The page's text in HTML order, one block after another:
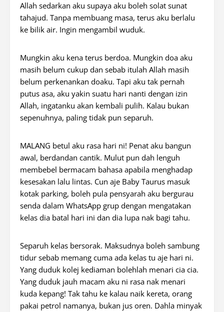
Allah sedarkan aku supaya aku boleh solat sunat
tahajud. Tanpa membuang masa, terus aku berlalu
ke bilik air. Ingin mengambil wuduk.
Mungkin aku kena terus berdoa. Mungkin doa aku
masih belum cukup dan sebab itulah Allah masih
belum perkenankan doaku. Tapi aku tak pernah
putus asa, aku yakin suatu hari nanti dengan izin
Allah, ingatanku akan kembali pulih. Kalau bukan
sepenuhnya, paling tidak pun separuh.
MALANG betul aku rasa hari ni! Penat aku bangun
awal, berdandan cantik. Mulut pun dah lenguh
membebel bermacam bahasa apabila menghadap
kesesakan lalu lintas. Cun aje Baby Taurus masuk
kotak parking, boleh pula pensyarah aku bergurau
senda dalam WhatsApp grup dengan mengatakan
kelas dia batal hari ini dan dia lupa nak bagi tahu.
Separuh kelas bersorak. Maksudnya boleh sambung
tidur sebab memang cuma ada kelas tu aje hari ni.
Yang duduk kolej kediaman bolehlah menari cia cia.
Yang duduk jauh macam aku ni rasa nak menari
kuda kepang! Tak tahu ke kalau naik kereta, orang
pakai petrol namanya, bukan jus oren. Dahla minyak